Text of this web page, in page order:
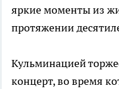
яркие моменты из
протяжении
Кульминацией
концерт, во время